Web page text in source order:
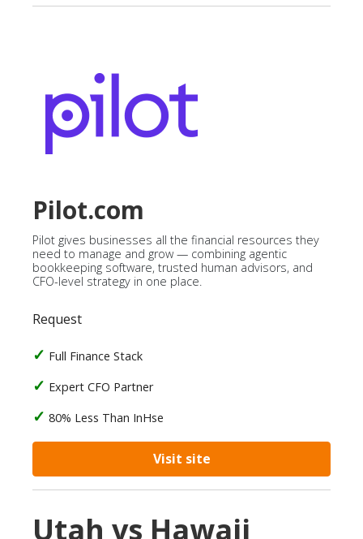
Pilot.com
Pilot gives businesses all the financial resources they
need to manage and grow — combining agentic
bookkeeping software, trusted human advisors, and
CFO-level strategy in one place.
Request
Full Finance Stack
Expert CFO Partner
80% Less Than InHse
Visit site
Utah vs Hawaii